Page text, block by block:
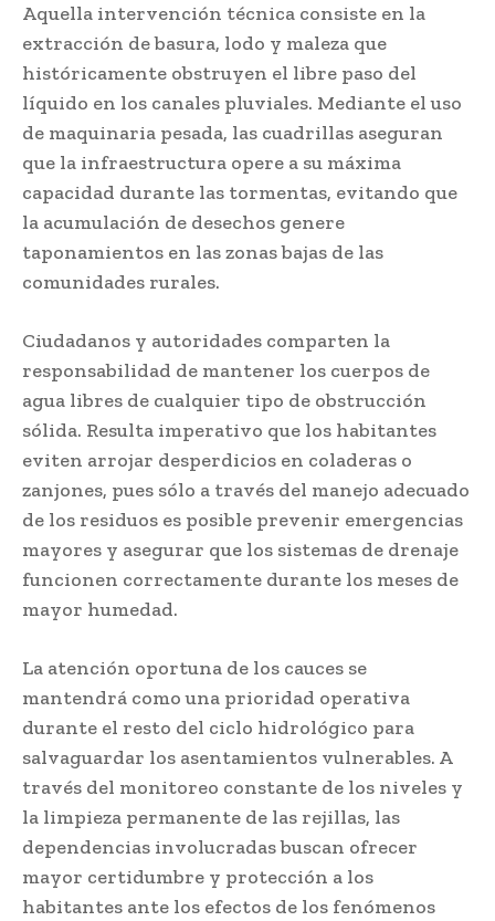
Aquella intervención técnica consiste en la
extracción de basura, lodo y maleza que
históricamente obstruyen el libre paso del
líquido en los canales pluviales. Mediante el uso
de maquinaria pesada, las cuadrillas aseguran
que la infraestructura opere a su máxima
capacidad durante las tormentas, evitando que
la acumulación de desechos genere
taponamientos en las zonas bajas de las
comunidades rurales.
Ciudadanos y autoridades comparten la
responsabilidad de mantener los cuerpos de
agua libres de cualquier tipo de obstrucción
sólida. Resulta imperativo que los habitantes
eviten arrojar desperdicios en coladeras o
zanjones, pues sólo a través del manejo adecuado
de los residuos es posible prevenir emergencias
mayores y asegurar que los sistemas de drenaje
funcionen correctamente durante los meses de
mayor humedad.
La atención oportuna de los cauces se
mantendrá como una prioridad operativa
durante el resto del ciclo hidrológico para
salvaguardar los asentamientos vulnerables. A
través del monitoreo constante de los niveles y
la limpieza permanente de las rejillas, las
dependencias involucradas buscan ofrecer
mayor certidumbre y protección a los
habitantes ante los efectos de los fenómenos